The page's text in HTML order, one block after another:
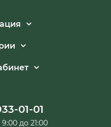
01-01
до 21:00